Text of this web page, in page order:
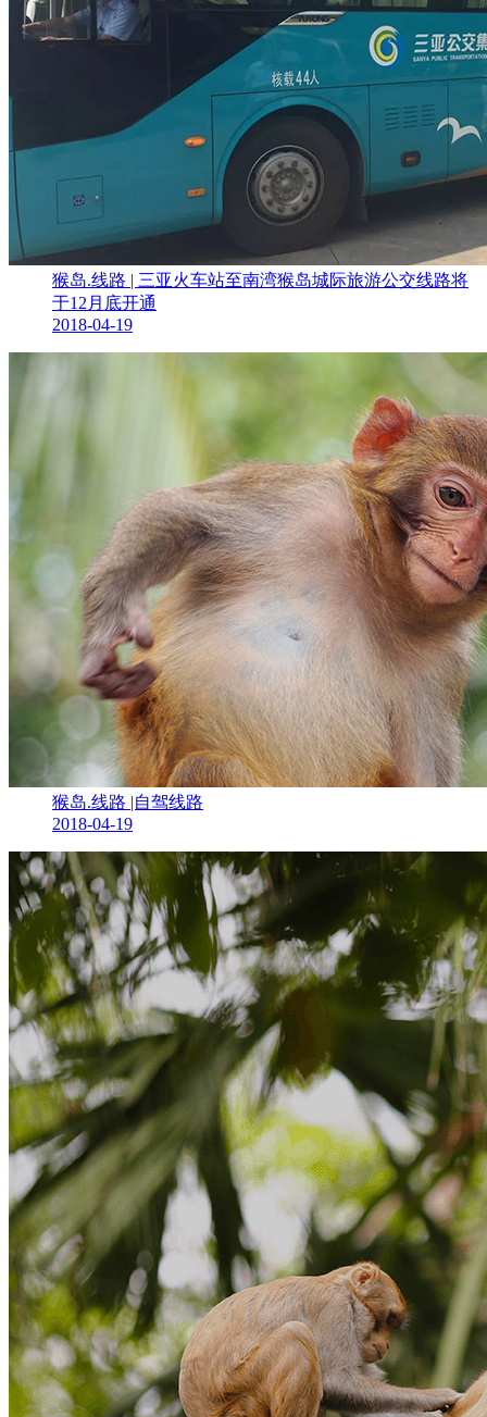
猴岛.线路 | 三亚火车站至南湾猴岛城际旅游公交线路将
于12月底开通
2018-04-19
猴岛.线路 |自驾线路
2018-04-19